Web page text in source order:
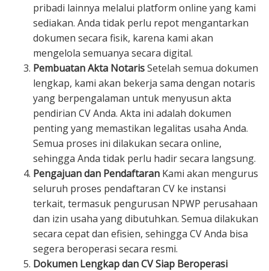
pribadi lainnya melalui platform online yang kami
sediakan. Anda tidak perlu repot mengantarkan
dokumen secara fisik, karena kami akan
mengelola semuanya secara digital.
Pembuatan Akta NotarisSetelah semua dokumen
lengkap, kami akan bekerja sama dengan notaris
yang berpengalaman untuk menyusun akta
pendirian CV Anda. Akta ini adalah dokumen
penting yang memastikan legalitas usaha Anda.
Semua proses ini dilakukan secara online,
sehingga Anda tidak perlu hadir secara langsung.
Pengajuan dan Pendaftaran Kami akan mengurus
seluruh proses pendaftaran CV ke instansi
terkait, termasuk pengurusan NPWP perusahaan
dan izin usaha yang dibutuhkan. Semua dilakukan
secara cepat dan efisien, sehingga CV Anda bisa
segera beroperasi secara resmi.
Dokumen Lengkap dan CV Siap Beroperasi